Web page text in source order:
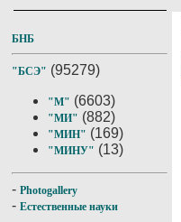
БНБ
"БСЭ" (95279)
"М" (6603)
"МИ" (882)
"МИН" (169)
"МИНУ" (13)
- Photogallery
- Естественные науки